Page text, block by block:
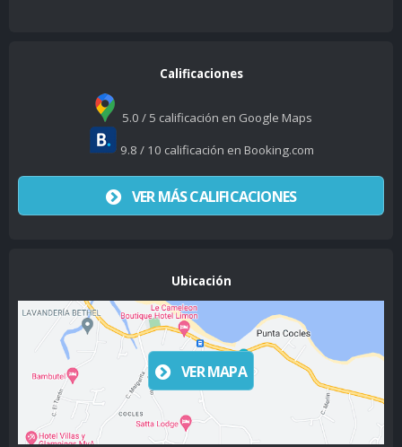
Calificaciones
5.0 / 5 calificación en Google Maps
9.8 / 10 calificación en Booking.com
VER MÁS CALIFICACIONES
Ubicación
VER MAPA